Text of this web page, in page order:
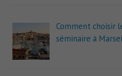
Comment choisir
séminaire à